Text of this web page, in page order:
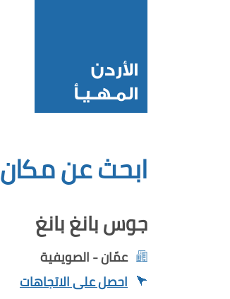
ابحث عن مكان
جوس بانغ بانغ
عمّان - الصويفية
احصل على الاتجاهات